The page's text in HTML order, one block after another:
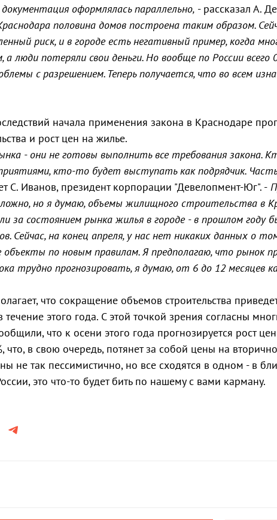
оформлялась параллельно, - рассказал А.
половина домов построена таким образом.
риск, и в городе есть негативный пример, когда
люди потеряли свои деньги. Но вообще по России всего
с разрешением. Теперь получается, что во всем
начала применения закона в Краснодаре
и рост цен на жилье.
- они не готовы выполнить все требования закона.
кто-то будет выступать как подрядчик.
С. Иванов, президент корпорации "Девелопмент-Юг". -
но я думаю, объемы жилищного строительства в
за состоянием рынка жилья в городе - в прошлом году
Сейчас, на конец апреля, у нас нет никаких данных о
по новым правилам. Я предполагаю, что рынок
трудно прогнозировать, я думаю, от 6 до 12 месяцев
что сокращение объемов строительства
этого года. С этой точкой зрения согласны
что к осени этого года прогнозируется рост
что, в свою очередь, потянет за собой цены на
не так пессимистично, но все сходятся в одном - в
это что-то будет бить по нашему с вами карману.